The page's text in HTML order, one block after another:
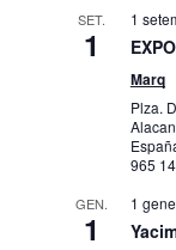
SET.
1
1
Marq
Plza.
965
GEN.
1
1